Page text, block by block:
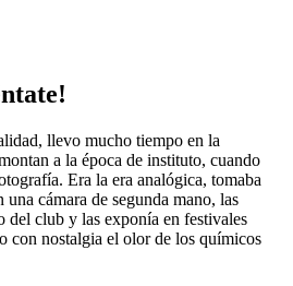
llevo mucho tiempo en la
a la época de instituto, cuando
Era la era analógica, tomaba
cámara de segunda mano, las
del club y las exponía en festivales
con nostalgia el olor de los químicos